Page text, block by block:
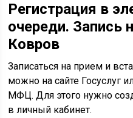
Регистрация в
очереди. Запись
Ковров
Записаться на прием и
можно на сайте Госуслуг
МФЦ. Для этого нужно
в личный кабинет.